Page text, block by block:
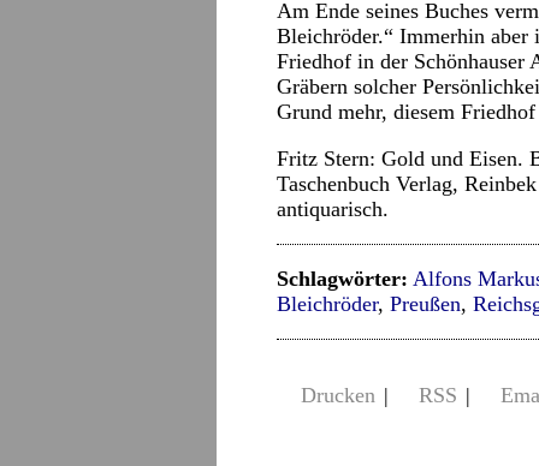
Am Ende seines Buches
Bleichröder.“ Immerhin aber
Friedhof in der Schönhauser
Gräbern solcher
Grund mehr, diesem
Fritz Stern: Gold und Eisen.
Taschenbuch Verlag,
antiquarisch.
Schlagwörter: Alfons
Bleichröder, Preußen,
Drucken | RSS |